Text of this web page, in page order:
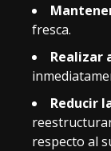
fresca.
Realizar
Reducir
respecto al